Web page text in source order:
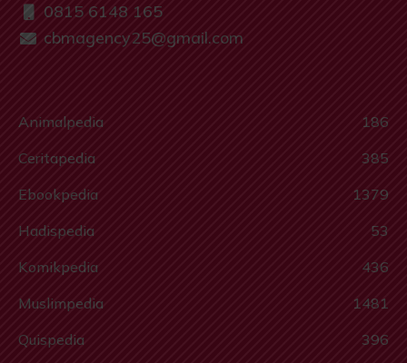
0815 6148 165
cbmagency25@gmail.com
Animalpedia
186
Ceritapedia
385
Ebookpedia
1379
Hadispedia
53
Komikpedia
436
Muslimpedia
1481
Quispedia
396